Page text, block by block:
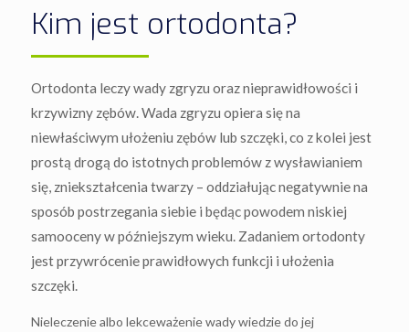
Kim jest ortodonta?
Ortodonta leczy wady zgryzu oraz nieprawidłowości i
krzywizny zębów. Wada zgryzu opiera się na
niewłaściwym ułożeniu zębów lub szczęki, co z kolei jest
prostą drogą do istotnych problemów z wysławianiem
się, zniekształcenia twarzy – oddziałując negatywnie na
sposób postrzegania siebie i będąc powodem niskiej
samooceny w późniejszym wieku. Zadaniem ortodonty
jest przywrócenie prawidłowych funkcji i ułożenia
szczęki.
Nieleczenie albo lekceważenie wady wiedzie do jej